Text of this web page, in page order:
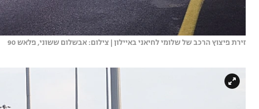
זירת פיצוץ הרכב של שלומי לחיאני באיילון | צילום: אבשלום ששוני, פלאש 90